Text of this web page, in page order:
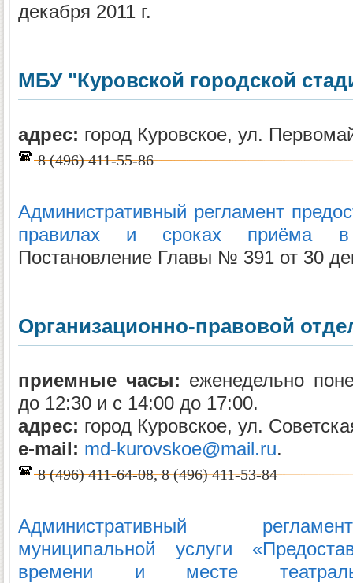
декабря 2011 г.
МБУ "Куровской городской
адрес: город Куровское, ул.
8 (496) 411-55-86
Административный регламент
правилах и сроках приёма в
Постановление Главы № 391 от 30
Организационно-правовой
приемные часы: еженедельно
до 12:30 и с 14:00 до 17:00.
адрес: город Куровское, ул.
e-mail: md-kurovskoe@mail.ru.
8 (496) 411-64-08, 8 (496) 411-53-84
Административный
муниципальной услуги
времени и месте